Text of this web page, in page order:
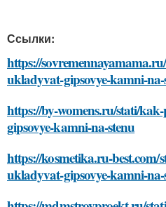
Ссылки:
https://
ukladyvat-gipsovye-kamni-
https://by-womens.ru/stati/
gipsovye-kamni-na-stenu
https://kosmetika.ru-
ukladyvat-gipsovye-kamni-